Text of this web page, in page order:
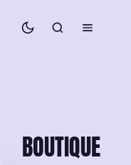
BOUTIQUE